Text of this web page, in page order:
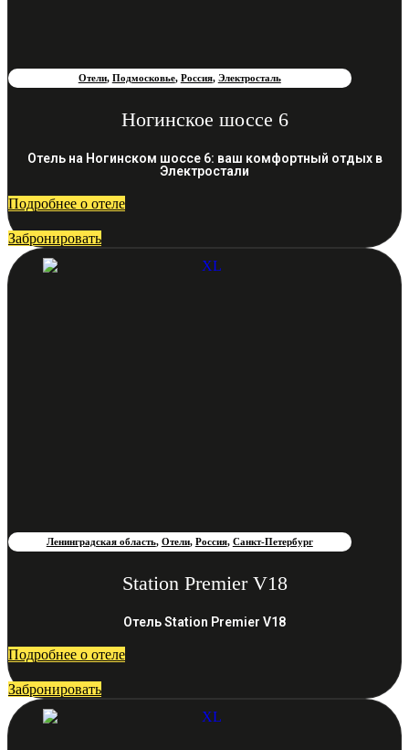
Отели, Подмосковье, Россия, Электросталь
Ногинское шоссе 6
Отель на Ногинском шоссе 6: ваш комфортный отдых в
Электростали
Подробнее о отеле
Забронировать
Ленинградская область, Отели, Россия, Санкт-Петербург
Station Premier V18
Отель Station Premier V18
Подробнее о отеле
Забронировать